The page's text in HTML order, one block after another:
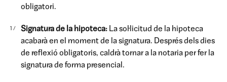
obligatori.
Signatura de la hipoteca: La sol·licitud de la hipoteca
acabarà en el moment de la signatura. Després dels dies
de reflexió obligatoris, caldrà tornar a la notaria per fer la
signatura de forma presencial.